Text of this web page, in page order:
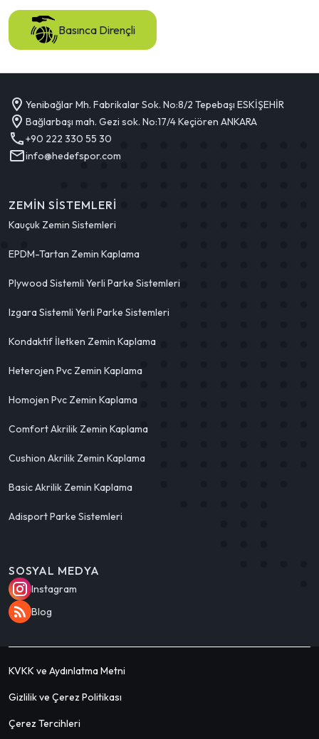
Basınca Dirençli
Yenibağlar Mh. Fabrikalar Sok. No:8/2 Tepebaşı ESKİŞEHİR
Bağlarbaşı mah. Gezi sok. No:17/4 Keçiören ANKARA
+90 222 330 55 30
info@hedefspor.com
ZEMIN SISTEMLERI
Kauçuk Zemin Sistemleri
EPDM-Tartan Zemin Kaplama
Plywood Sistemli Yerli Parke Sistemleri
Izgara Sistemli Yerli Parke Sistemleri
Kondaktif İletken Zemin Kaplama
Heterojen Pvc Zemin Kaplama
Homojen Pvc Zemin Kaplama
Comfort Akrilik Zemin Kaplama
Cushion Akrilik Zemin Kaplama
Basic Akrilik Zemin Kaplama
Adisport Parke Sistemleri
SOSYAL MEDYA
Instagram
Blog
KVKK ve Aydınlatma Metni
Gizlilik ve Çerez Politikası
Çerez Tercihleri